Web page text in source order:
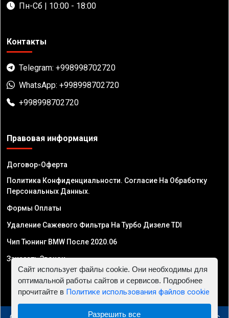
Пн-Сб | 10:00 - 18:00
Контакты
Telegram: +998998702720
WhatsApp: +998998702720
+998998702720
Правовая информация
Договор-Оферта
Политика Конфиденциальности. Согласие На Обработку
Персональных Данных.
Формы Оплаты
Удаление Сажевого Фильтра На Турбо Дизеле TDI
Чип Тюнинг BMW После 2020.06
Заказать Звонок
Сайт использует файлы cookie. Они необходимы для
оптимальной работы сайтов и сервисов. Подробнее
прочитайте в Политике использования файлов cookie
Разрешить все